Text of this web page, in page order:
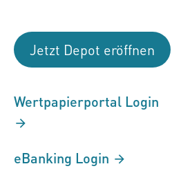
Jetzt Depot eröffnen
Wertpapierportal Login
eBanking Login